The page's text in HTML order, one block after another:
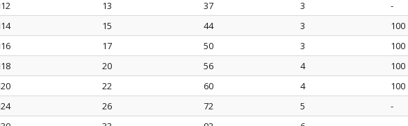
13 37 3
-
15 44 3
100
17 50 3
100
20 56 4
100
22 60 4
100
26 72 5
-